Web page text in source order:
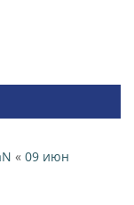
« 09 июн